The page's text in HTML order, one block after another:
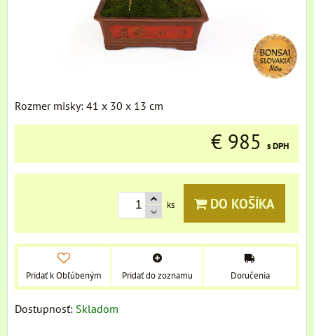
Rozmer misky: 41 x 30 x 13 cm
€ 985 s DPH
ks DO KOŠÍKA
Pridať k Obľúbeným Pridať do zoznamu Doručenia
Dostupnosť: Skladom